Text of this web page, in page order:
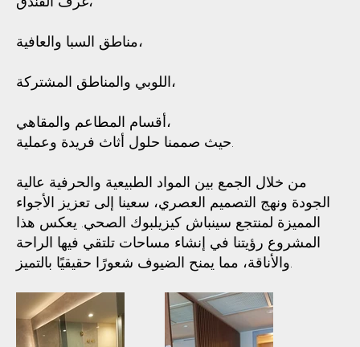
مناطق السبا والعافية،
اللوبي والمناطق المشتركة،
أقسام المطاعم والمقاهي،
حيث صممنا حلول أثاث فريدة وعملية.
من خلال الجمع بين المواد الطبيعية والحرفية عالية
الجودة ونهج التصميم العصري، سعينا إلى تعزيز الأجواء
المميزة لمنتجع سينباش كيزيلبوك الصحي. يعكس هذا
المشروع رؤيتنا في إنشاء مساحات تلتقي فيها الراحة
والأناقة، مما يمنح الضيوف شعورًا حقيقيًا بالتميز.